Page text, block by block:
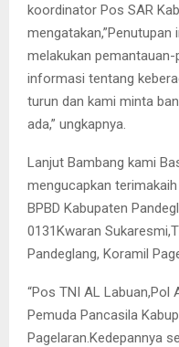
koordinator Pos SAR
melakukan
informasi tentang
turun dan kami minta
ada,” ungkapnya.
Lanjut Bambang kami
mengucapkan
BPBD Kabupaten
0131Kwaran
Pandeglang, Koramil
“Pos TNI AL Labuan,Pol
Pemuda Pancasila
Pagelaran.Kedepannya